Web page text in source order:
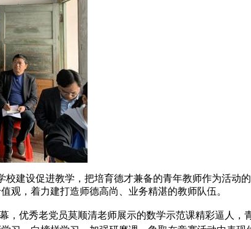
建设促进教学，把培育德才兼备的青年教师作为活动
观，着力建打造师德高尚、业务精湛的教师队伍。
，优秀老党员莫顺清老师展示的数学示范课精彩逼人